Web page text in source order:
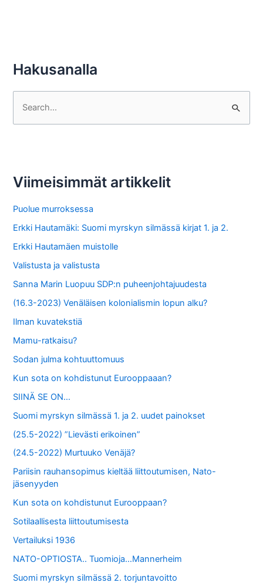
Hakusanalla
h
:
Viimeisimmät artikkelit
Puolue murroksessa
Erkki Hautamäki: Suomi myrskyn silmässä kirjat 1. ja 2.
Erkki Hautamäen muistolle
Valistusta ja valistusta
Sanna Marin Luopuu SDP:n puheenjohtajuudesta
(16.3-2023) Venäläisen kolonialismin lopun alku?
Ilman kuvatekstiä
Mamu-ratkaisu?
Sodan julma kohtuuttomuus
Kun sota on kohdistunut Eurooppaaan?
SIINÄ SE ON…
Suomi myrskyn silmässä 1. ja 2. uudet painokset
(25.5-2022) ”Lievästi erikoinen”
(24.5-2022) Murtuuko Venäjä?
Pariisin rauhansopimus kieltää liittoutumisen, Nato-
jäsenyyden
Kun sota on kohdistunut Eurooppaan?
Sotilaallisesta liittoutumisesta
Vertailuksi 1936
NATO-OPTIOSTA.. Tuomioja…Mannerheim
Suomi myrskyn silmässä 2. torjuntavoitto